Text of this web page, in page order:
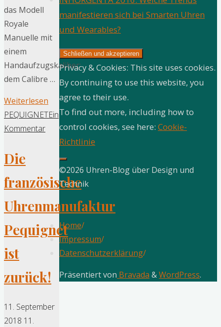
das Modell
Royale
Manuelle mit
einem
Handaufzugskaliber:
dem Calibre …
Weiterlesen "PEQUIGNET
HORLOGERIE
präsentiert
das
Modell
Royale
Manuelle"
PEQUIGNETEin
Kommentar
Die
französische
Uhrenmanufaktur
Pequignet
ist
zurück!
11. September
2018 11.
manifestieren sich bei Smarten Uhren
und Wearables?
Privacy & Cookies: This site uses cookies.
By continuing to use this website, you
agree to their use.
To find out more, including how to
control cookies, see here: Cookie-
Richtlinie
©2026 Uhren-Blog über Design und
Technik
Home/
Impressum/
Datenschutzerklärung/
Präsentiert von Bravada &WordPress.